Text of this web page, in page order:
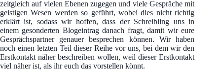
zeitgleich auf vielen Ebenen zugegen und viele Gespräche mit
geistigen Wesen werden so geführt, wobei dies nicht richtig
erklärt ist, sodass wir hoffen, dass der Schreibling uns in
einem gesonderten Blogeintrag danach fragt, damit wir eure
Gesprächspartner genauer besprechen können. Wir haben
noch einen letzten Teil dieser Reihe vor uns, bei dem wir den
Erstkontakt näher beschreiben wollen, weil dieser Erstkontakt
viel näher ist, als ihr euch das vorstellen könnt.